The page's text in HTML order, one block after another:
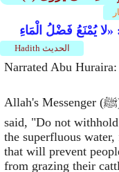
Hadith الحديث
Narrated Abu Huraira:
Allah's Messenger (ﷺ)
said, "Do not withhold
the superfluous water,
that will prevent
from grazing their